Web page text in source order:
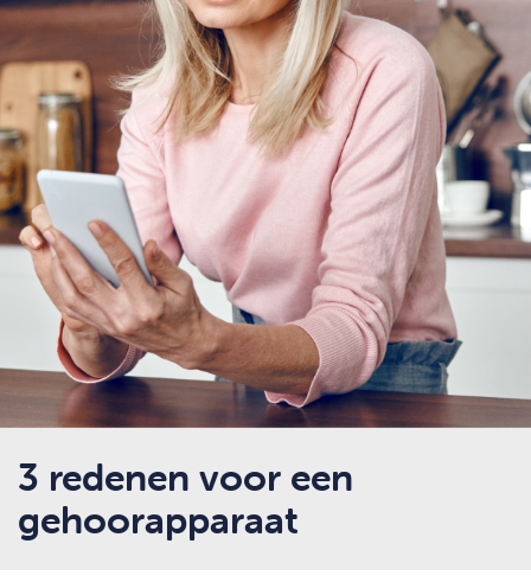
3 redenen voor een
gehoorapparaat